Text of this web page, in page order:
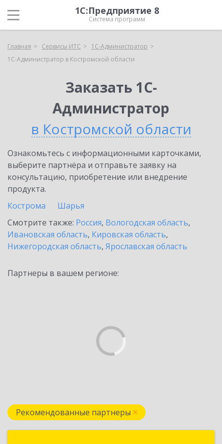
1С:Предприятие 8
Система программ
Главная Сервисы ИТС
1С-Администратор
1С-Администратор в Костромской области
Заказать 1С-
Администратор
в Костромской области
Ознакомьтесь с информационными карточками,
выберите партнёра и отправьте заявку на
консультацию, приобретение или внедрение
продукта.
Кострома
Шарья
Смотрите также: Россия, Вологодская область,
Ивановская область, Кировская область,
Нижегородская область, Ярославская область
Партнеры в вашем регионе:
Рекомендованные партнеры